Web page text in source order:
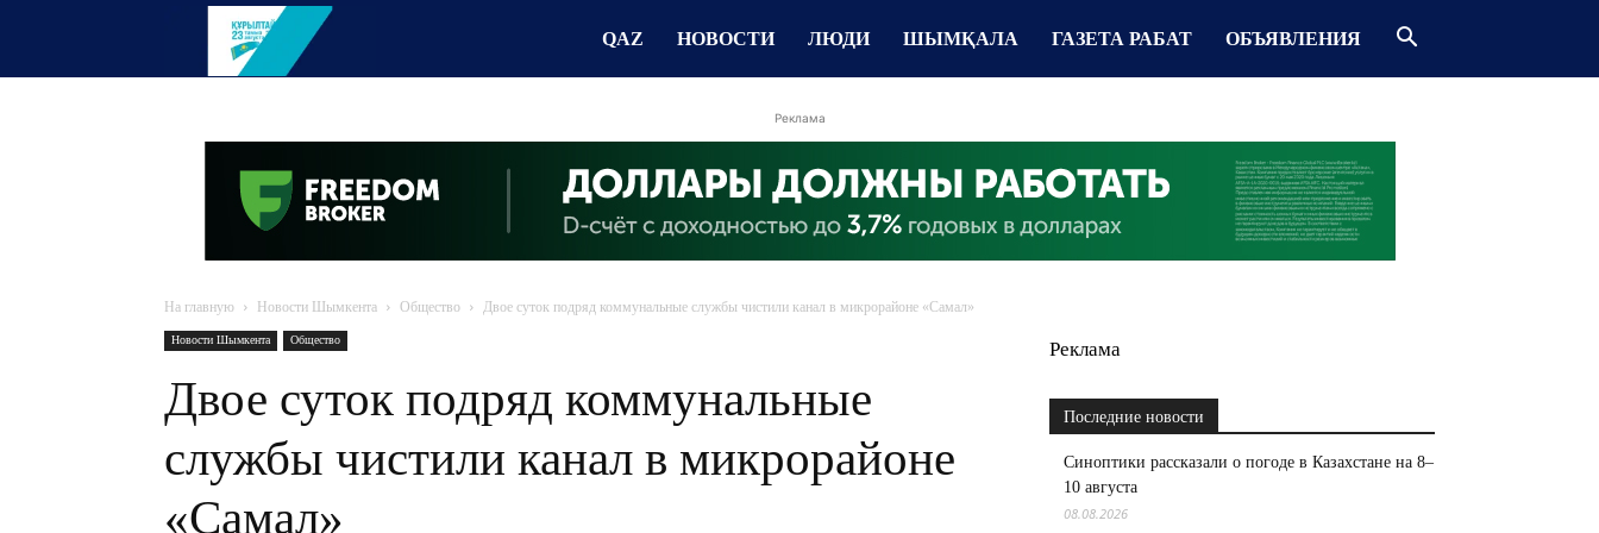
QAZ НОВОСТИ ЛЮДИ ШЫМҚАЛА ГАЗЕТА РАБАТ ОБЪЯВЛЕНИЯ
Реклама
На главную Новости Шымкента Общество Двое суток подряд коммунальные службы чистили канал в микрорайоне «Самал»
Новости Шымкента Общество
Двое суток подряд коммунальные
службы чистили канал в микрорайоне
«Самал»
Реклама
Последние новости
Синоптики рассказали о погоде в Казахстане на 8–
10 августа
08.08.2026